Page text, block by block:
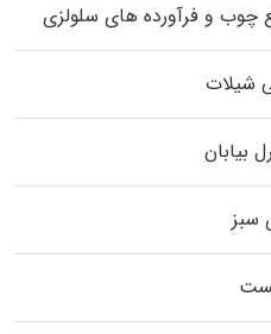
چوب و فرآورده‌ های سلولزی
شیلات
بیابان
سبز